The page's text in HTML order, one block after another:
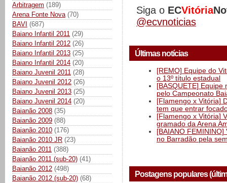
Arbitragem (189)
Arena Fonte Nova (70)
BAVI (687)
Baiano Infantil 2011 (29)
Baiano Infantil 2012 (26)
Baiano Infantil 2013 (25)
Baiano Infantil 2014 (20)
Baiano Juvenil 2011 (28)
Baiano Juvenil 2012 (26)
Baiano Juvenil 2013 (25)
Baiano Juvenil 2014 (20)
Baianão 2008 (35)
Baianão 2009 (88)
Baianão 2010 (176)
Baianão 2010 JR (23)
Baianão 2011 (388)
Baianão 2011 (sub-20) (41)
Baianão 2012 (498)
Baianão 2012 (sub-20) (68)
Siga o ECVitória
@ecvnoticias
Últimas notícias
[REMO] Equipe do
o 13º título estadual
[BASQUETE]
pelo Campeonato
[Flamengo x Vitória]
tem que entrar
[Flamengo x Vitória]
gramado da Arena
[BAIANO
no Barradão pela
Postagens populares